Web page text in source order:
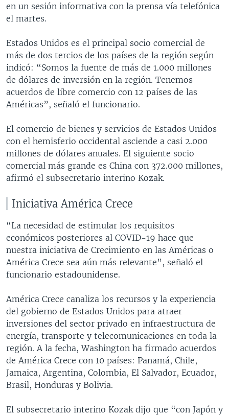
en un sesión informativa con la prensa vía telefónica
el martes.
Estados Unidos es el principal socio comercial de
más de dos tercios de los países de la región según
indicó: “Somos la fuente de más de 1.000 millones
de dólares de inversión en la región. Tenemos
acuerdos de libre comercio con 12 países de las
Américas”, señaló el funcionario.
El comercio de bienes y servicios de Estados Unidos
con el hemisferio occidental asciende a casi 2.000
millones de dólares anuales. El siguiente socio
comercial más grande es China con 372.000 millones,
afirmó el subsecretario interino Kozak.
Iniciativa América Crece
“La necesidad de estimular los requisitos
económicos posteriores al COVID-19 hace que
nuestra iniciativa de Crecimiento en las Américas o
América Crece sea aún más relevante”, señaló el
funcionario estadounidense.
América Crece canaliza los recursos y la experiencia
del gobierno de Estados Unidos para atraer
inversiones del sector privado en infraestructura de
energía, transporte y telecomunicaciones en toda la
región. A la fecha, Washington ha firmado acuerdos
de América Crece con 10 países: Panamá, Chile,
Jamaica, Argentina, Colombia, El Salvador, Ecuador,
Brasil, Honduras y Bolivia.
El subsecretario interino Kozak dijo que “con Japón y